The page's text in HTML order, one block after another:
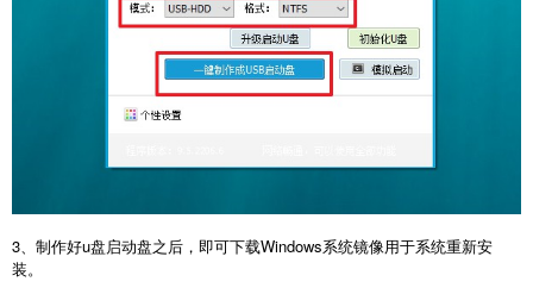
3、制作好u盘启动盘之后，即可下载Windows系统镜像用于系统重新安
装。